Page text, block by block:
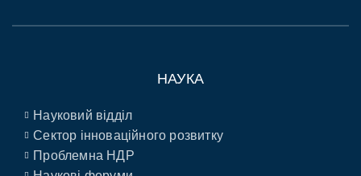
НАУКА
Науковий відділ
Сектор інноваційного розвитку
Проблемна НДР